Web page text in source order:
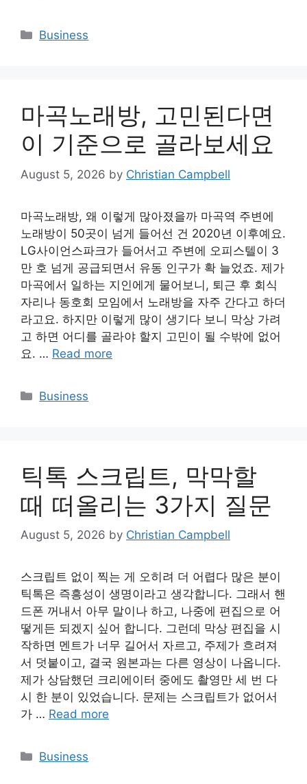
Categories
Business
마곡노래방, 고민된다면
이 기준으로 골라보세요
August 5, 2026 by Christian Campbell
마곡노래방, 왜 이렇게 많아졌을까 마곡역 주변에
노래방이 50곳이 넘게 들어선 건 2020년 이후예요.
LG사이언스파크가 들어서고 주변에 오피스텔이 3
만 호 넘게 공급되면서 유동 인구가 확 늘었죠. 제가
마곡에서 일하는 지인에게 물어보니, 퇴근 후 회식
자리나 동호회 모임에서 노래방을 자주 간다고 하더
라고요. 하지만 이렇게 많이 생기다 보니 막상 가려
고 하면 어디를 골라야 할지 고민이 될 수밖에 없어
요. … Read more
Categories
Business
틱톡 스크립트, 막막할
때 떠올리는 3가지 질문
August 5, 2026 by Christian Campbell
스크립트 없이 찍는 게 오히려 더 어렵다 많은 분이
틱톡은 즉흥성이 생명이라고 생각합니다. 그래서 핸
드폰 꺼내서 아무 말이나 하고, 나중에 편집으로 어
떻게든 되겠지 싶어 합니다. 그런데 막상 편집을 시
작하면 멘트가 너무 길어서 자르고, 주제가 흐려져
서 덧붙이고, 결국 원본과는 다른 영상이 나옵니다.
제가 상담했던 크리에이터 중에도 촬영만 세 번 다
시 한 분이 있었습니다. 문제는 스크립트가 없어서
가 … Read more
Categories
Business